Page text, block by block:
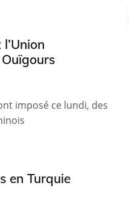
imposé ce lundi, des
en Turquie